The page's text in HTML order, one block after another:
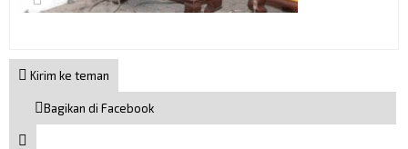
Kirim ke teman
Bagikan di Facebook